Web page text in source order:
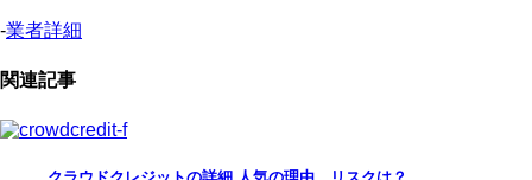
-業者詳細
関連記事